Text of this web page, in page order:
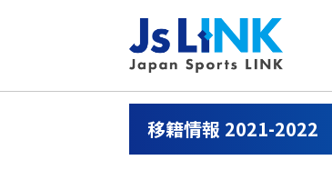
移籍情報 2021-2022